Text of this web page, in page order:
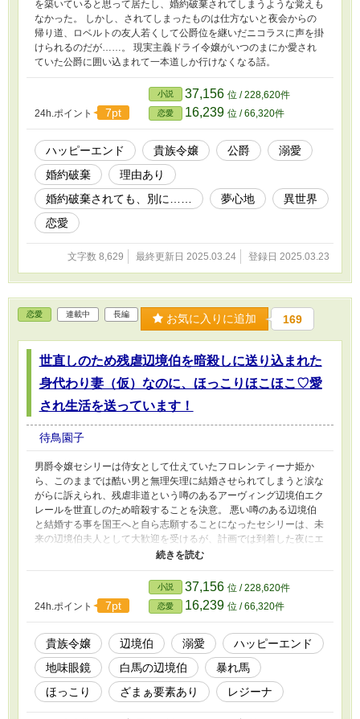
を築いていると思って居たし、婚約破棄されてしまうような覚えも
なかった。 しかし、されてしまったものは仕方ないと夜会からの
帰り道、ロベルトの友人若くして公爵位を継いだニコラスに声を掛
けられるのだが……。 現実主義ドライ令嬢がいつのまにか愛され
ていた公爵に囲い込まれて一本道しか行けなくなる話。
24h.ポイント 7pt
小説 37,156 位 / 228,620件
恋愛 16,239 位 / 66,320件
ハッピーエンド 貴族令嬢 公爵
溺愛
婚約破棄
理由あり
婚約破棄されても、別に……
夢心地
異世界
恋愛
文字数 8,629 最終更新日 2025.03.24 登録日 2025.03.23
恋愛 連載中 長編 お気に入りに追加 169
世直しのため残虐辺境伯を暗殺しに送り込まれた
身代わり妻（仮）なのに、ほっこりほこほこ♡愛
され生活を送っています！
待鳥園子
男爵令嬢セシリーは侍女として仕えていたフロレンティーナ姫か
ら、このままでは酷い男と無理矢理に結婚させられてしまうと涙な
がらに訴えられ、残虐非道という噂のあるアーヴィング辺境伯エク
レールを世直しのため暗殺することを決意。 悪い噂のある辺境伯
と結婚する事を国王へと自ら志願することになったセシリーは、未
来の辺境伯夫人として大歓迎を受けるが、計画では到着した夜にエ
クレールを毒殺し闇に紛れて逃走するはずであった。 しかし、毒
殺は呆気なく失敗してしまい、辺境伯の未来の押しかけ妻として、
大事にされる愛され生活が始まる！ 「え？ この人って……残虐
非道な辺境伯……なの！？」 エクレール本人と触れ合い色々と尾
ひれの付き過ぎた噂話に過ぎなかったことを、早々に知ってしまう
セシリー。 目的も帰る機会すら失って、暗殺するはずだった辺境
伯と仲を深めながら、辺境で愛され生活を送っていた……はずなん
だけど！？ 世直しのための暗殺と言い含められ辺境に派遣された
貧乏男爵令嬢が、他でもない暗殺対象だった美形辺境伯に愛されま
くるお話。
24h.ポイント 7pt
小説 37,156 位 / 228,620件
恋愛 16,239 位 / 66,320件
貴族令嬢 辺境伯 溺愛
ハッピーエンド
地味眼鏡
白馬の辺境伯
暴れ馬
ほっこり
ざまぁ要素あり レジーナ